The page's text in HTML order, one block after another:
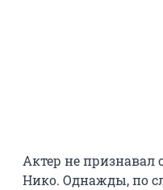
Актер не признавал
Нико. Однажды, по